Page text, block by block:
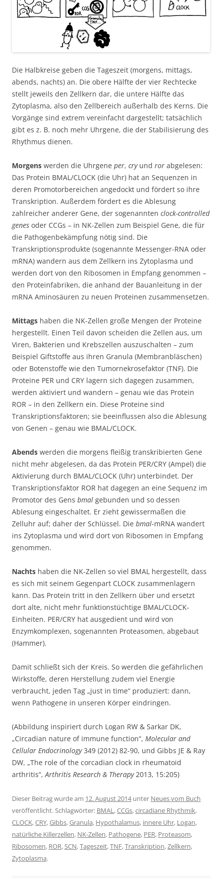
Die Halbkreise geben die Tageszeit (morgens, mittags,
abends, nachts) an. Die obere Hälfte der vier Rechtecke
stellt jeweils den Zellkern dar, die untere Hälfte das
Zytoplasma, also den Zellbereich außerhalb des Kerns. Die
Vorgänge sind extrem vereinfacht dargestellt; tatsächlich
gibt es z. B. noch mehr Uhrgene, die der Stabilisierung des
Rhythmus dienen.
Morgens werden die Uhrgene per, cryund ror abgelesen:
Das Protein BMAL/CLOCK (die Uhr) hat an Sequenzen in
deren Promotorbereichen angedockt und fördert so ihre
Transkription. Außerdem fördert es die Ablesung
zahlreicher anderer Gene, der sogenannten clock-controlled
genes oder CCGs – in NK-Zellen zum Beispiel Gene, die für
die Pathogenbekämpfung nötig sind. Die
Transkriptionsprodukte (sogenannte Messenger-RNA oder
mRNA) wandern aus dem Zellkern ins Zytoplasma und
werden dort von den Ribosomen in Empfang genommen –
den Proteinfabriken, die anhand der Bauanleitung in der
mRNA Aminosäuren zu neuen Proteinen zusammensetzen.
Mittags haben die NK-Zellen große Mengen der Proteine
hergestellt. Einen Teil davon scheiden die Zellen aus, um
Viren, Bakterien und Krebszellen auszuschalten – zum
Beispiel Giftstoffe aus ihren Granula (Membranbläschen)
oder Botenstoffe wie den Tumornekrosefaktor (TNF). Die
Proteine PER und CRY lagern sich dagegen zusammen,
werden aktiviert und wandern – genau wie das Protein
ROR – in den Zellkern ein. Diese Proteine sind
Transkriptionsfaktoren; sie beeinflussen also die Ablesung
von Genen – genau wie BMAL/CLOCK.
Abends werden die morgens fleißig transkribierten Gene
nicht mehr abgelesen, da das Protein PER/CRY (Ampel) die
Aktivierung durch BMAL/CLOCK (Uhr) unterbindet. Der
Transkriptionsfaktor ROR hat dagegen an eine Sequenz im
Promotor des Gens bmal gebunden und so dessen
Ablesung eingeschaltet. Er zieht gewissermaßen die
Zelluhr auf; daher der Schlüssel. Die bmal-mRNA wandert
ins Zytoplasma und wird dort von Ribosomen in Empfang
genommen.
Nachts haben die NK-Zellen so viel BMAL hergestellt, dass
es sich mit seinem Gegenpart CLOCK zusammenlagern
kann. Das Protein tritt in den Zellkern über und ersetzt
dort alte, nicht mehr funktionstüchtige BMAL/CLOCK-
Einheiten. PER/CRY hat ausgedient und wird von
Enzymkomplexen, sogenannten Proteasomen, abgebaut
(Hammer).
Damit schließt sich der Kreis. So werden die gefährlichen
Wirkstoffe, deren Herstellung zudem viel Energie
verbraucht, jeden Tag „just in time“ produziert: dann,
wenn Pathogene in unseren Körper eindringen.
(Abbildung inspiriert durch Logan RW & Sarkar DK,
„Circadian nature of immune function“, Molecular and
Cellular Endocrinology349 (2012) 82-90, und Gibbs JE & Ray
DW, „The role of the corcadian clock in rheumatoid
arthritis“,Arthritis Research & Therapy2013, 15:205)
Dieser Beitrag wurde am 12. August 2014unter Neues vom Buch
veröffentlicht. Schlagwörter: BMAL,CCGs,circadiane Rhythmik,
CLOCK,CRY,Gibbs,Granula, Hypothalamus, innere Uhr, Logan,
natürliche Killerzellen, NK-Zellen, Pathogene, PER, Proteasom,
Ribosomen, ROR,SCN,Tageszeit,TNF,Transkription,Zellkern,
Zytoplasma.